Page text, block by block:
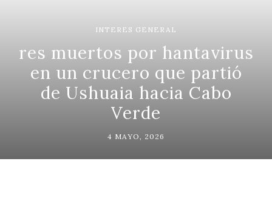
INTERES GENERAL
res muertos por hantavirus
en un crucero que partió
de Ushuaia hacia Cabo
Verde
4 MAYO, 2026